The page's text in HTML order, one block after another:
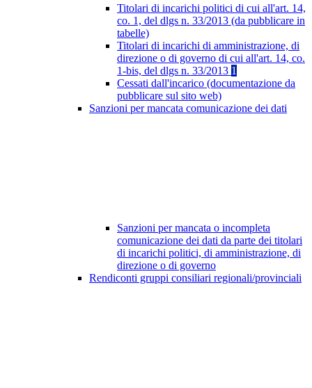
Titolari di incarichi politici di cui all'art. 14,
co. 1, del dlgs n. 33/2013 (da pubblicare in
tabelle)
Titolari di incarichi di amministrazione, di
direzione o di governo di cui all'art. 14, co.
1-bis, del dlgs n. 33/2013 1
Cessati dall'incarico (documentazione da
pubblicare sul sito web)
Sanzioni per mancata comunicazione dei dati
Sanzioni per mancata o incompleta
comunicazione dei dati da parte dei titolari
di incarichi politici, di amministrazione, di
direzione o di governo
Rendiconti gruppi consiliari regionali/provinciali